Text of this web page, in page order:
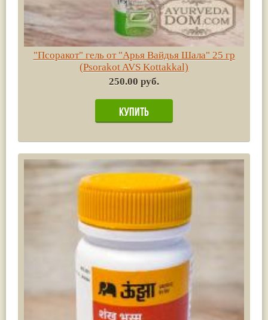
"Псоракот" гель от "Арья Вайдья Шала" 25 гр
(Psorakot AVS Kottakkal)
250.00 руб.